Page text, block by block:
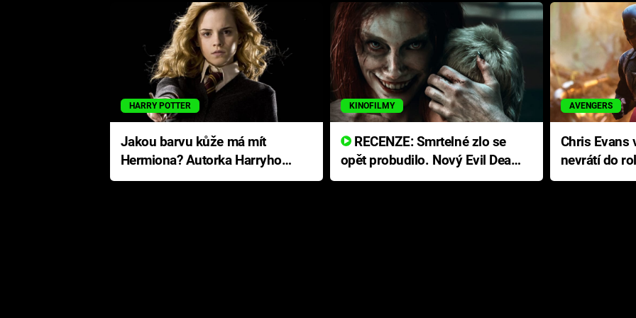
HARRY POTTER
Jakou barvu kůže má mít
Hermiona? Autorka Harryho
Pottera přišla s ráznou
KINOFILMY
RECENZE: Smrtelné zlo se
opět probudilo. Nový Evil Dead
přichází s neodolatelnou
AVENGERS
Chris Evans
nevrátí do
Ameriky